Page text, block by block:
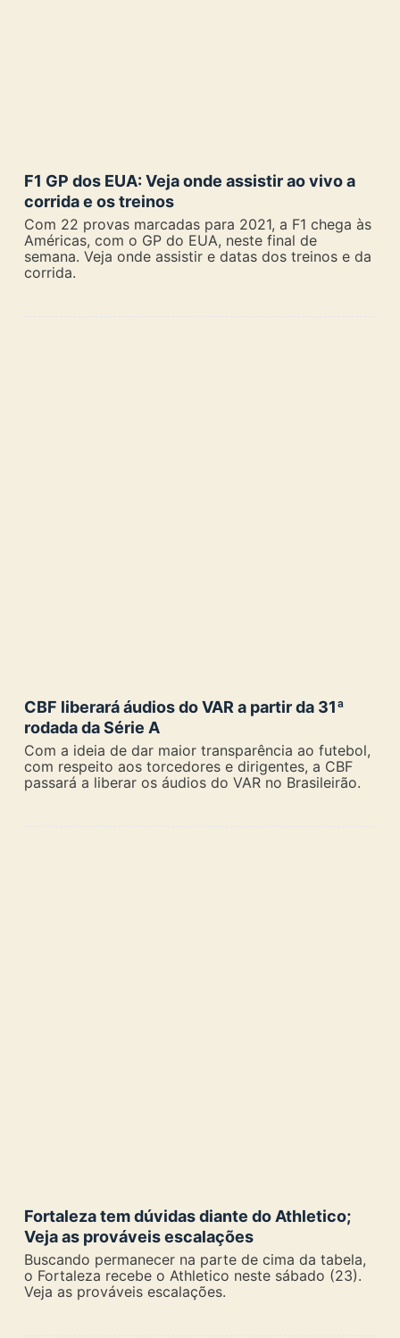
F1 GP dos EUA: Veja onde assistir ao vivo a
corrida e os treinos
Com 22 provas marcadas para 2021, a F1 chega às
Américas, com o GP do EUA, neste final de
semana. Veja onde assistir e datas dos treinos e da
corrida.
CBF liberará áudios do VAR a partir da 31ª
rodada da Série A
Com a ideia de dar maior transparência ao futebol,
com respeito aos torcedores e dirigentes, a CBF
passará a liberar os áudios do VAR no Brasileirão.
Fortaleza tem dúvidas diante do Athletico;
Veja as prováveis escalações
Buscando permanecer na parte de cima da tabela,
o Fortaleza recebe o Athletico neste sábado (23).
Veja as prováveis escalações.